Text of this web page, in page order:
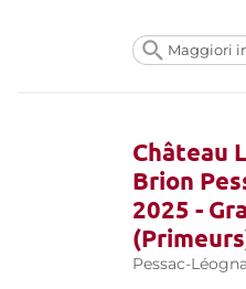
Maggiori
Château
Brion
2025 -
Pessac-